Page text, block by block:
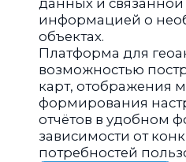
данных и
информацией о
объектах.
Платформа для
возможностью
карт, отображения
формирования
отчётов в удобном
зависимости от
потребностей